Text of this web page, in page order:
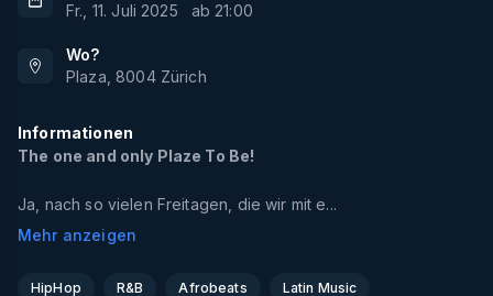
Fr., 11. Juli 2025
ab 21:00
Wo?
Plaza ,8004 Zürich
Informationen
The one and only Plaze To Be!
Ja, nach so vielen Freitagen, die wir mit e...
Mehr anzeigen
HipHop R&B Afrobeats Latin Music